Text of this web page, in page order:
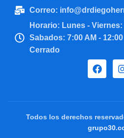
Correo:
Horario: Lunes - Viernes:
Sabados: 7:00 AM -
Cerrado
Todos los derechos